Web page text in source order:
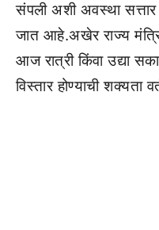
संपली अशी अवस्था
जात आहे.अखेर राज्य
आज रात्री किंवा उद्या
विस्तार होण्याची शक्यता